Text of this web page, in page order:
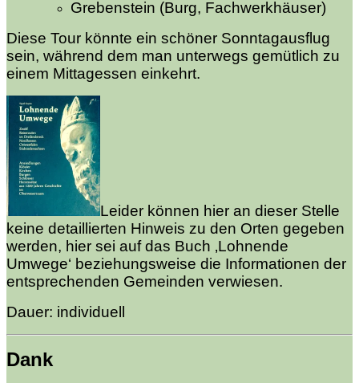
Grebenstein (Burg, Fachwerkhäuser)
Diese Tour könnte ein schöner Sonntagausflug
sein, während dem man unterwegs gemütlich zu
einem Mittagessen einkehrt.
Leider können hier an dieser Stelle
keine detaillierten Hinweis zu den Orten gegeben
werden, hier sei auf das Buch ‚Lohnende
Umwege‘ beziehungsweise die Informationen der
entsprechenden Gemeinden verwiesen.
Dauer: individuell
Dank